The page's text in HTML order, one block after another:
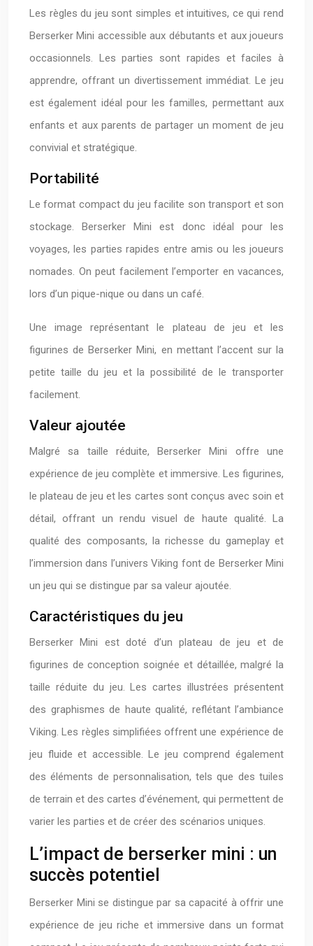
Les règles du jeu sont simples et intuitives, ce qui rend
Berserker Mini accessible aux débutants et aux joueurs
occasionnels. Les parties sont rapides et faciles à
apprendre, offrant un divertissement immédiat. Le jeu
est également idéal pour les familles, permettant aux
enfants et aux parents de partager un moment de jeu
convivial et stratégique.
Portabilité
Le format compact du jeu facilite son transport et son
stockage. Berserker Mini est donc idéal pour les
voyages, les parties rapides entre amis ou les joueurs
nomades. On peut facilement l’emporter en vacances,
lors d’un pique-nique ou dans un café.
Une image représentant le plateau de jeu et les
figurines de Berserker Mini, en mettant l’accent sur la
petite taille du jeu et la possibilité de le transporter
facilement.
Valeur ajoutée
Malgré sa taille réduite, Berserker Mini offre une
expérience de jeu complète et immersive. Les figurines,
le plateau de jeu et les cartes sont conçus avec soin et
détail, offrant un rendu visuel de haute qualité. La
qualité des composants, la richesse du gameplay et
l’immersion dans l’univers Viking font de Berserker Mini
un jeu qui se distingue par sa valeur ajoutée.
Caractéristiques du jeu
Berserker Mini est doté d’un plateau de jeu et de
figurines de conception soignée et détaillée, malgré la
taille réduite du jeu. Les cartes illustrées présentent
des graphismes de haute qualité, reflétant l’ambiance
Viking. Les règles simplifiées offrent une expérience de
jeu fluide et accessible. Le jeu comprend également
des éléments de personnalisation, tels que des tuiles
de terrain et des cartes d’événement, qui permettent de
varier les parties et de créer des scénarios uniques.
L’impact de berserker mini : un
succès potentiel
Berserker Mini se distingue par sa capacité à offrir une
expérience de jeu riche et immersive dans un format